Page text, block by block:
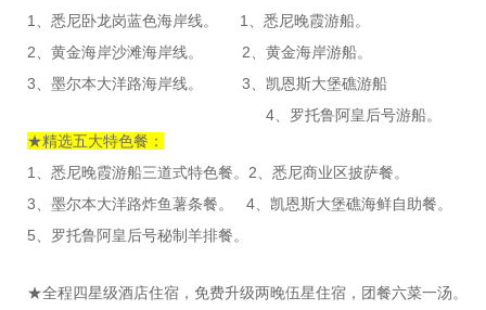
1、悉尼卧龙岗蓝色海岸线。 1、悉尼晚霞游船。
2、黄金海岸沙滩海岸线。 2、黄金海岸游船。
3、墨尔本大洋路海岸线。 3、凯恩斯大堡礁游船
4、罗托鲁阿皇后号游船。
★精选五大特色餐：
1、悉尼晚霞游船三道式特色餐。2、悉尼商业区披萨餐。
3、墨尔本大洋路炸鱼薯条餐。 4、凯恩斯大堡礁海鲜自助餐。
5、罗托鲁阿皇后号秘制羊排餐。
★全程四星级酒店住宿，免费升级两晚伍星住宿，团餐六菜一汤。